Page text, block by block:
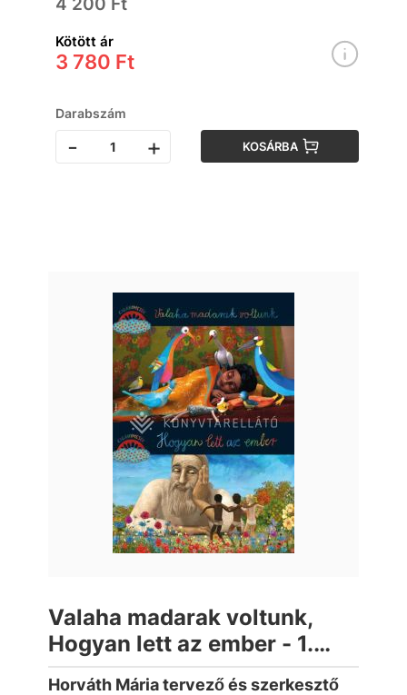
Kötött ár
3 780 Ft
Darabszám
- + KOSÁRBA
Valaha madarak voltunk,
Hogyan lett az ember - 1.
kötet
Horváth Mária tervező és szerkesztő